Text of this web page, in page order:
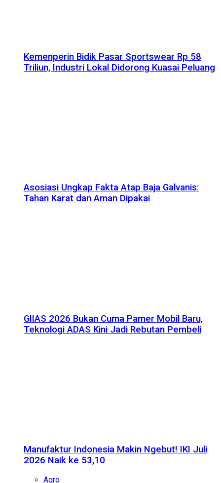
Kemenperin Bidik Pasar Sportswear Rp 58
Triliun, Industri Lokal Didorong Kuasai Peluang
Asosiasi Ungkap Fakta Atap Baja Galvanis:
Tahan Karat dan Aman Dipakai
GIIAS 2026 Bukan Cuma Pamer Mobil Baru,
Teknologi ADAS Kini Jadi Rebutan Pembeli
Manufaktur Indonesia Makin Ngebut! IKI Juli
2026 Naik ke 53,10
Agro